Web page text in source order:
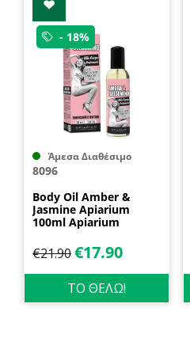
- 18%
Άμεσα Διαθέσιμο
8096
Body Oil Amber &
Jasmine Apiarium
100ml Apiarium
€21.90€17.90
ΤΟ ΘΕΛΩ!